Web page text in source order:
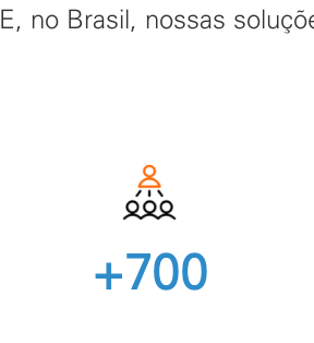
E, no Brasil, nossas
+700